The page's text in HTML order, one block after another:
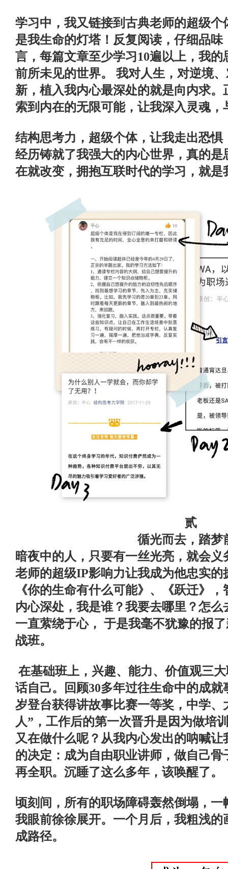
学习中，我又链接到古典老师的超级
是我生命的灯塔！反复阅读，仔细品
言，每篇文章至少学习 10遍以上，我的
前所未见的世界。
我对人生，对逆境
新，植入我内心最深处的就是向内求
索到内在的无限可能，让我深入灵魂，
结构思考力，超级个体，让我走出恐
经历铸就了我强大的内心世界，真的
在就改变，拥抱互联时代的学习，就是
贰
循光而去，踏梦
暗夜中的人，只要有一丝光亮，就会
老师的超级IP影响力让我成为他忠实
《你的生命有什么可能》、《跃迁》
内心深处，我是谁？我要去哪里？怎么
一直萦绕于心， 于是我毫不犹豫的报
战班。
在基础班上，兴趣、能力、价值观三
话自己。回顾30多年过往生命中的成
岁登台获得讲故事比赛一等奖，中学
人”，工作后的第一次晋升是因为做培
又在做什么呢？从我内心发出的呐喊
的决定：成为自由职业讲师，做自己
再全职。沉睡了这么多年，该唤醒了。
顷刻间，所有的职场障碍轰然倒塌，
我眼前徐徐展开。一个月后，我粗浅
成路径。